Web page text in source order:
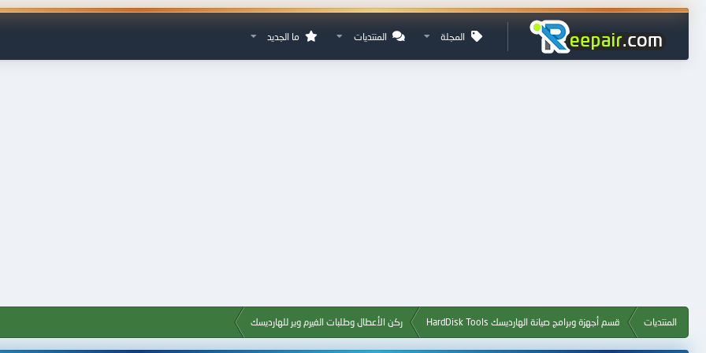
المجلة المنتديات ما الجديد
المنتديات قسم أجهزة وبرامج صيانة الهارديسك HardDisk Tools ركن الأعطال وطلبات الفيرم وير للهارديسك